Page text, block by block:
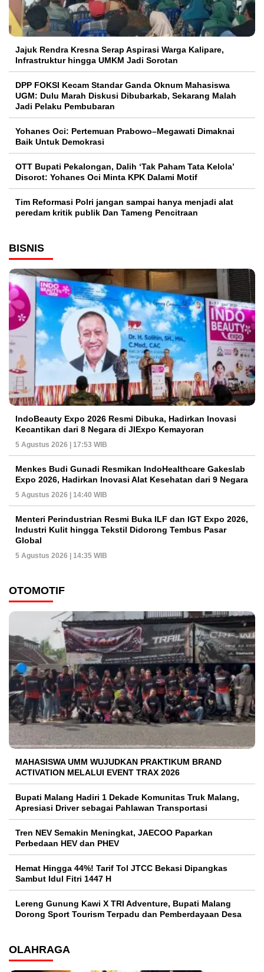
Jajuk Rendra Kresna Serap Aspirasi Warga Kalipare,
Infrastruktur hingga UMKM Jadi Sorotan
DPP FOKSI Kecam Standar Ganda Oknum Mahasiswa
UGM: Dulu Marah Diskusi Dibubarkab, Sekarang Malah
Jadi Pelaku Pembubaran
Yohanes Oci: Pertemuan Prabowo–Megawati Dimaknai
Baik Untuk Demokrasi
OTT Bupati Pekalongan, Dalih ‘Tak Paham Tata Kelola’
Disorot: Yohanes Oci Minta KPK Dalami Motif
Tim Reformasi Polri jangan sampai hanya menjadi alat
peredam kritik publik Dan Tameng Pencitraan
BISNIS
IndoBeauty Expo 2026 Resmi Dibuka, Hadirkan Inovasi
Kecantikan dari 8 Negara di JIExpo Kemayoran
5 Agustus 2026 | 17:53 WIB
Menkes Budi Gunadi Resmikan IndoHealthcare Gakeslab
Expo 2026, Hadirkan Inovasi Alat Kesehatan dari 9 Negara
5 Agustus 2026 | 14:40 WIB
Menteri Perindustrian Resmi Buka ILF dan IGT Expo 2026,
Industri Kulit hingga Tekstil Didorong Tembus Pasar
Global
5 Agustus 2026 | 14:35 WIB
OTOMOTIF
MAHASISWA UMM WUJUDKAN PRAKTIKUM BRAND
ACTIVATION MELALUI EVENT TRAX 2026
Bupati Malang Hadiri 1 Dekade Komunitas Truk Malang,
Apresiasi Driver sebagai Pahlawan Transportasi
Tren NEV Semakin Meningkat, JAECOO Paparkan
Perbedaan HEV dan PHEV
Hemat Hingga 44%! Tarif Tol JTCC Bekasi Dipangkas
Sambut Idul Fitri 1447 H
Lereng Gunung Kawi X TRI Adventure, Bupati Malang
Dorong Sport Tourism Terpadu dan Pemberdayaan Desa
OLAHRAGA